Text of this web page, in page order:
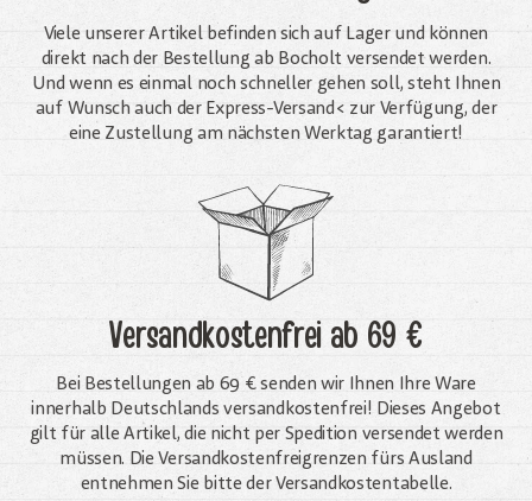
Viele unserer Artikel befinden sich auf Lager und können
direkt nach der Bestellung ab Bocholt versendet werden.
Und wenn es einmal noch schneller gehen soll, steht Ihnen
auf Wunsch auch der Express-Versand< zur Verfügung, der
eine Zustellung am nächsten Werktag garantiert!
Versandkostenfreiab 69 €
Bei Bestellungen ab 69 € senden wir Ihnen Ihre Ware
innerhalb Deutschlands versandkostenfrei! Dieses Angebot
gilt für alle Artikel, die nicht per Spedition versendet werden
müssen. Die Versandkosten­freigrenzen fürs Ausland
entnehmen Sie bitte der Versandkostentabelle.